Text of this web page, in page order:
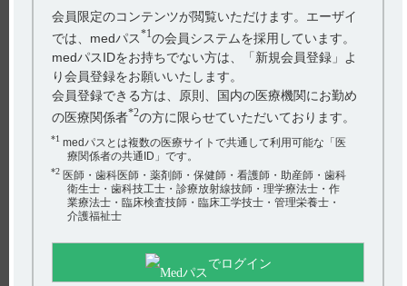
【関連情報】
臨床第I相バイオアベイラビリティ試験（外国試験、050試験）
の試験概要は以下の通りです。（引用2、3）
【引用】
1）フィコンパ錠2mg・錠4mg・細粒1％・点滴静注用2mg総合
製品情報概要 臨床成績 5. 臨床第I相バイオアベイラビリティ
試験（外国試験、050試験）の臨床成績 P71- 72
[FYC1001KSG]
験（外国試験、050試験） ［FYC-0650］
3）フィコンパ錠2mg・錠4mg・細粒1％・点滴静注用2mg総合
製品情報概要 臨床成績 5. 臨床第I相バイオアベイラビリティ
試験（外国試験、050試験）の臨床成績 P67‐68
会員限定のコンテンツが閲覧いただけます。エーザイ
では、medパス*1の会員システムを採用しています。
medパスIDをお持ちでない方は、「新規会員登録」よ
り会員登録をお願いいたします。
会員登録できる方は、原則、国内の医療機関にお勤め
の医療関係者*2の方に限らせていただいております。
*1 medパスとは複数の医療サイトで共通して利用可能な「医
療関係者の共通ID」です。
*2 医師・歯科医師・薬剤師・保健師・看護師・助産師・歯科
衛生士・歯科技工士・診療放射線技師・理学療法士・作
業療法士・臨床検査技師・臨床工学技士・管理栄養士・
介護福祉士
でログイン